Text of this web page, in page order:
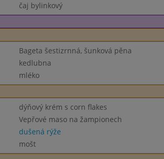
čaj bylinkový
Bageta šestizrnná, šunková pěna
kedlubna
mléko
dýňový krém s corn flakes
Vepřové maso na žampionech
dušená rýže
mošt